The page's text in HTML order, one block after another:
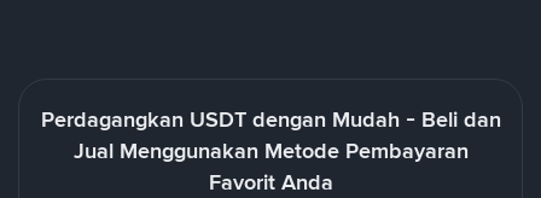
Perdagangkan USDT dengan Mudah - Beli dan
Jual Menggunakan Metode Pembayaran
Favorit Anda